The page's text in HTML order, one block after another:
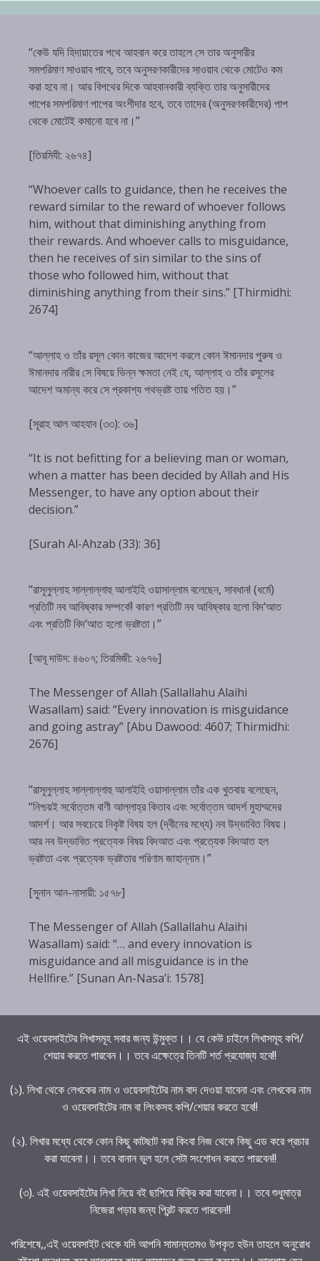
“কেউ যদি হিদায়াতের পথে আহবান করে তাহলে সে তার অনুসারীর
সমপরিমাণ সাওয়াব পাবে, তবে অনুসরণকারীদের সাওয়াব থেকে মোটেও কম
করা হবে না। আর বিপথের দিকে আহবানকারী ব্যক্তি তার অনুসারীদের
পাপের সমপরিমাণ পাপের অংশীদার হবে, তবে তাদের (অনুসরণকারীদের) পাপ
থেকে মোটেই কমানো হবে না।”
[তিরমিযী: ২৬৭৪]
“Whoever calls to guidance, then he receives the
reward similar to the reward of whoever follows
him, without that diminishing anything from
their rewards. And whoever calls to misguidance,
then he receives of sin similar to the sins of
those who followed him, without that
diminishing anything from their sins.” [Thirmidhi:
2674]
“আল্লাহ ও তাঁর রসূল কোন কাজের আদেশ করলে কোন ঈমানদার পুরুষ ও
ঈমানদার নারীর সে বিষয়ে ভিন্ন ক্ষমতা নেই যে, আল্লাহ ও তাঁর রসূলের
আদেশ অমান্য করে সে প্রকাশ্য পথভ্রষ্ট তায় পতিত হয়।”
[সূরাহ আল আহযাব (৩৩): ৩৬]
“It is not befitting for a believing man or woman,
when a matter has been decided by Allah and His
Messenger, to have any option about their
decision.”
[Surah Al-Ahzab (33): 36]
“রাসূলুল্লাহ সাল্লাল্লাহু আলাইহি ওয়াসাল্লাম বলেছেন, সাবধান! (ধর্মে)
প্রতিটি নব আবিষ্কার সম্পর্কে! কারণ প্রতিটি নব আবিষ্কার হলো বিদ‘আত
এবং প্রতিটি বিদ‘আত হলো ভ্রষ্টতা।”
[আবূ দাউদ: ৪৬০৭; তিরমিজী: ২৬৭৬]
The Messenger of Allah (Sallallahu Alaihi
Wasallam) said: “Every innovation is misguidance
and going astray” [Abu Dawood: 4607; Thirmidhi:
2676]
“রাসূলুল্লাহ সাল্লাল্লাহু আলাইহি ওয়াসাল্লাম তাঁর এক খুতবায় বলেছেন,
“নিশ্চয়ই সর্বোত্তম বাণী আল্লাহ্‌র কিতাব এবং সর্বোত্তম আদর্শ মুহাম্মদের
আদর্শ। আর সবচেয়ে নিকৃষ্ট বিষয় হল (দ্বীনের মধ্যে) নব উদ্ভাবিত বিষয়।
আর নব উদ্ভাবিত প্রত্যেক বিষয় বিদআত এবং প্রত্যেক বিদআত হল
ভ্রষ্টতা এবং প্রত্যেক ভ্রষ্টতার পরিণাম জাহান্নাম।”
[সুনান আন-নাসায়ী: ১৫৭৮]
The Messenger of Allah (Sallallahu Alaihi
Wasallam) said: “… and every innovation is
misguidance and all misguidance is in the
Hellfire.” [Sunan An-Nasa’i: 1578]
এই ওয়েবসাইটের লিখাসমূহ সবার জন্য উন্মুক্ত।। যে কেউ চাইলে লিখাসমূহ কপি/
শেয়ার করতে পারবেন।। তবে এক্ষেত্রে তিনটি শর্ত প্রযোজ্য হবে!!
(১). লিখা থেকে লেখকের নাম ও ওয়েবসাইটের নাম বাদ দেওয়া যাবেনা এবং লেখকের নাম
ও ওয়েবসাইটের নাম বা লিংকসহ কপি/শেয়ার করতে হবে!!
(২). লিখার মধ্যে থেকে কোন কিছু কাটছাট করা কিংবা নিজ থেকে কিছু এড করে প্রচার
করা যাবেনা।। তবে বানান ভুল হলে সেটা সংশোধন করতে পারবেন!!
(৩). এই ওয়েবসাইটের লিখা নিয়ে বই ছাপিয়ে বিক্রি করা যাবেনা।। তবে শুধুমাত্র
নিজেরা পড়ার জন্য প্রিন্ট করতে পারবেন!!
পরিশেষে,,এই ওয়েবসাইট থেকে যদি আপনি সামান্যতমও উপকৃত হউন তাহলে অনুরোধ